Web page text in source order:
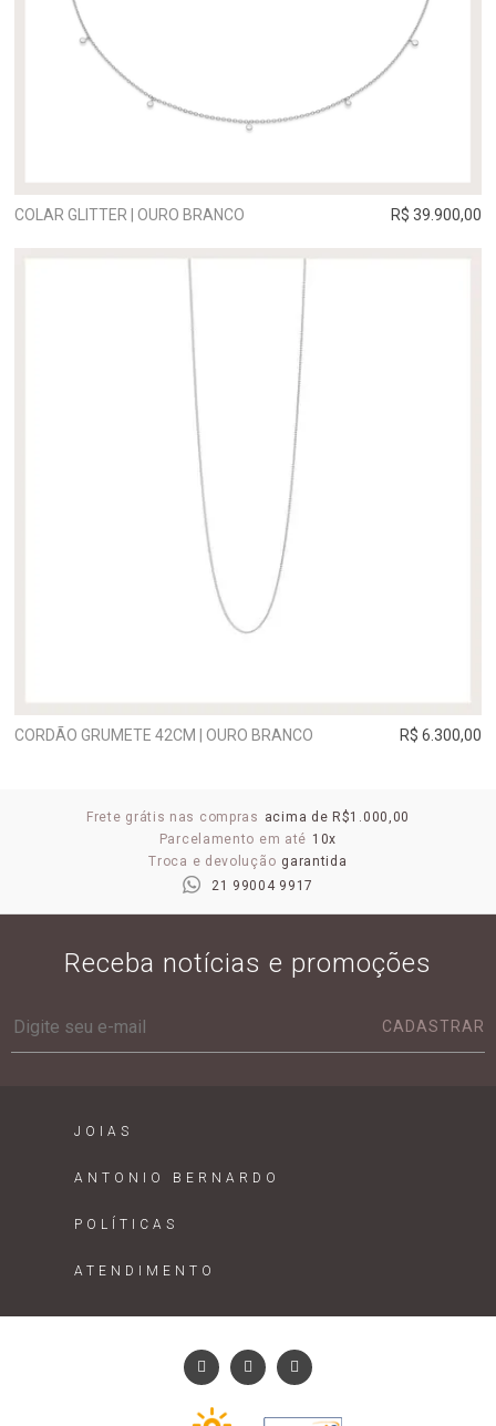
COLAR GLITTER | OURO BRANCO R$ 39.900,00
CORDÃO GRUMETE 42CM | OURO BRANCO R$ 6.300,00
Frete grátis nas compras acima de R$1.000,00
Parcelamento em até 10x
Troca e devolução garantida
21 99004 9917
Receba notícias e promoções
CADASTRAR
JOIAS
ANTONIO BERNARDO
POLÍTICAS
ATENDIMENTO